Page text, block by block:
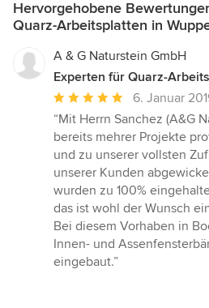
Hervorgehobene
Quarz-Arbeitsplatten in
A & G Naturstein GmbH
Experten für Quarz-
Durchschnittliche
Bewertung:
5
von
5
Sternen
6. Januar
“Mit Herrn Sanchez (A&G
bereits mehrer Projekte
und zu unserer vollsten
unserer Kunden
wurden zu 100%
das ist wohl der Wunsch
Bei diesem Vorhaben in
Innen- und
eingebaut.”